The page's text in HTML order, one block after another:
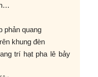
phản quang
khung đèn
trí hạt pha lê bảy